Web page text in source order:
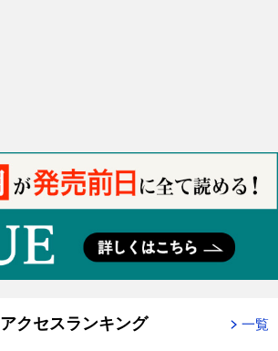
アクセスランキング 一覧